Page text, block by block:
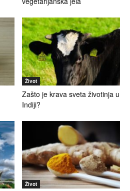
Život
Zašto je krava sveta životinja u
Indiji?
Život